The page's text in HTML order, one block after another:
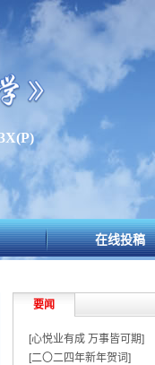
在线投稿
要闻
[心悦业有成 万事皆可期]
[二〇二四年新年贺词]